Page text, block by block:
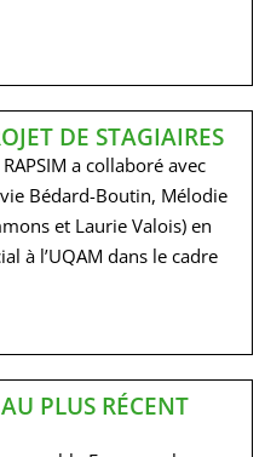
DE STAGIAIRES
a collaboré avec
Bédard-Boutin, Mélodie
et Laurie Valois) en
à l’UQAM dans le cadre
PLUS RÉCENT